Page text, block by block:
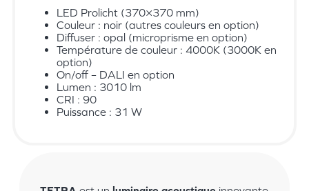
LED Prolicht (370×370 mm)
Couleur : noir (autres couleurs en option)
Diffuser : opal (microprisme en option)
Température de couleur : 4000K (3000K en
option)
On/off – DALI en option
Lumen : 3010 lm
CRI : 90
Puissance : 31 W